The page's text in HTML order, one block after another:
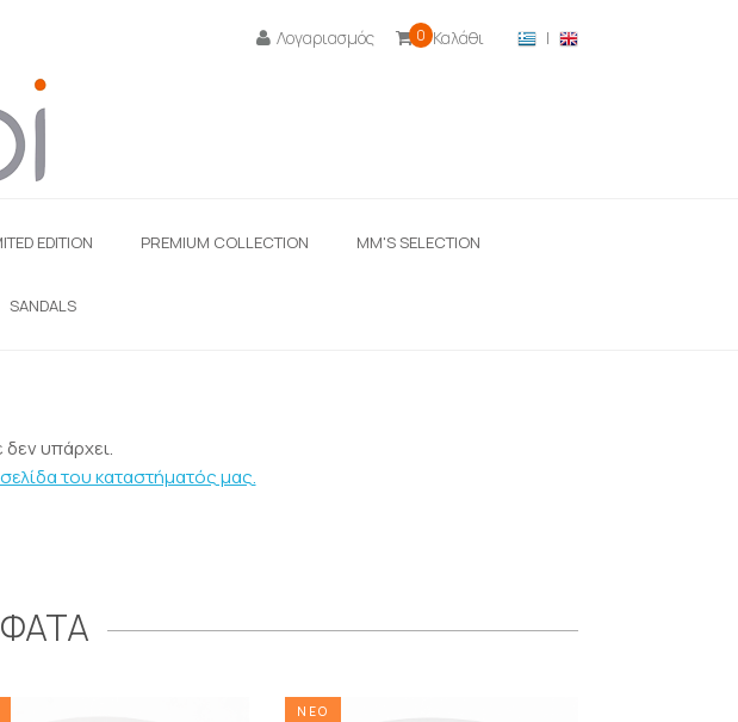
Λογαριασμός  0 Καλάθι |
EDITION PREMIUM COLLECTION ΜΜ'S SELECTION
SANDALS
υπάρχει.
του καταστήματός μας.
ΝΕΟ